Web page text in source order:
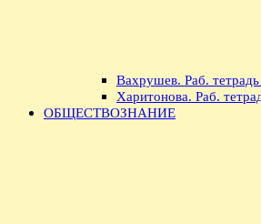
Вахрушев. Раб.
Харитонова. Раб.
ОБЩЕСТВОЗНАНИЕ